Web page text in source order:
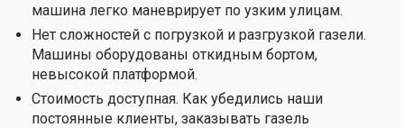
машина легко маневрирует по узким улицам.
Нет сложностей с погрузкой и разгрузкой газели.
Машины оборудованы откидным бортом,
невысокой платформой.
Стоимость доступная. Как убедились наши
постоянные клиенты, заказывать газель